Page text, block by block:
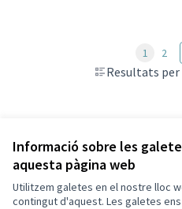
Informació sobre les
aquesta pàgina web
Utilitzem galetes en el nostre lloc
contingut d'aquest. Les galetes
Resultats per
1 2
Veure totes les propostes retirades
Termes i condicions d'ús
Configuració de les galetes